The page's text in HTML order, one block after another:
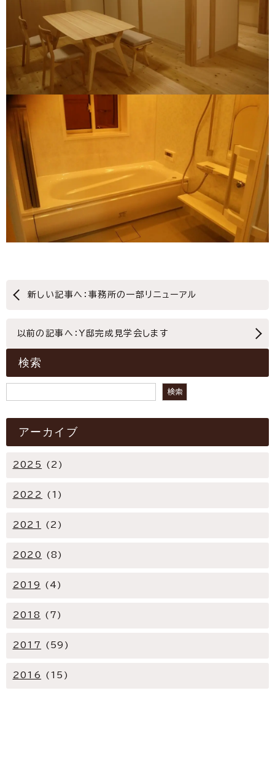
新しい記事へ：事務所の一部リニューアル
以前の記事へ：Y邸完成見学会します
検索
検索
アーカイブ
2025 (2)
2022 (1)
2021 (2)
2020 (8)
2019 (4)
2018 (7)
2017 (59)
2016 (15)